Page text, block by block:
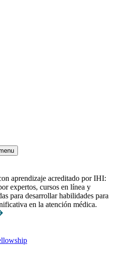
aprendizaje acreditado por IHI:
expertos, cursos en línea y
para desarrollar habilidades para
en la atención médica.